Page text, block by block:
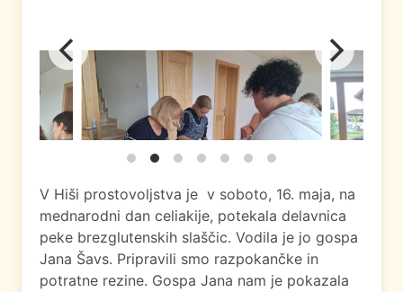
V Hiši prostovoljstva je v soboto, 16. maja, na
mednarodni dan celiakije, potekala delavnica
peke brezglutenskih slaščic. Vodila je jo gospa
Jana Šavs. Pripravili smo razpokančke in
potratne rezine. Gospa Jana nam je pokazala